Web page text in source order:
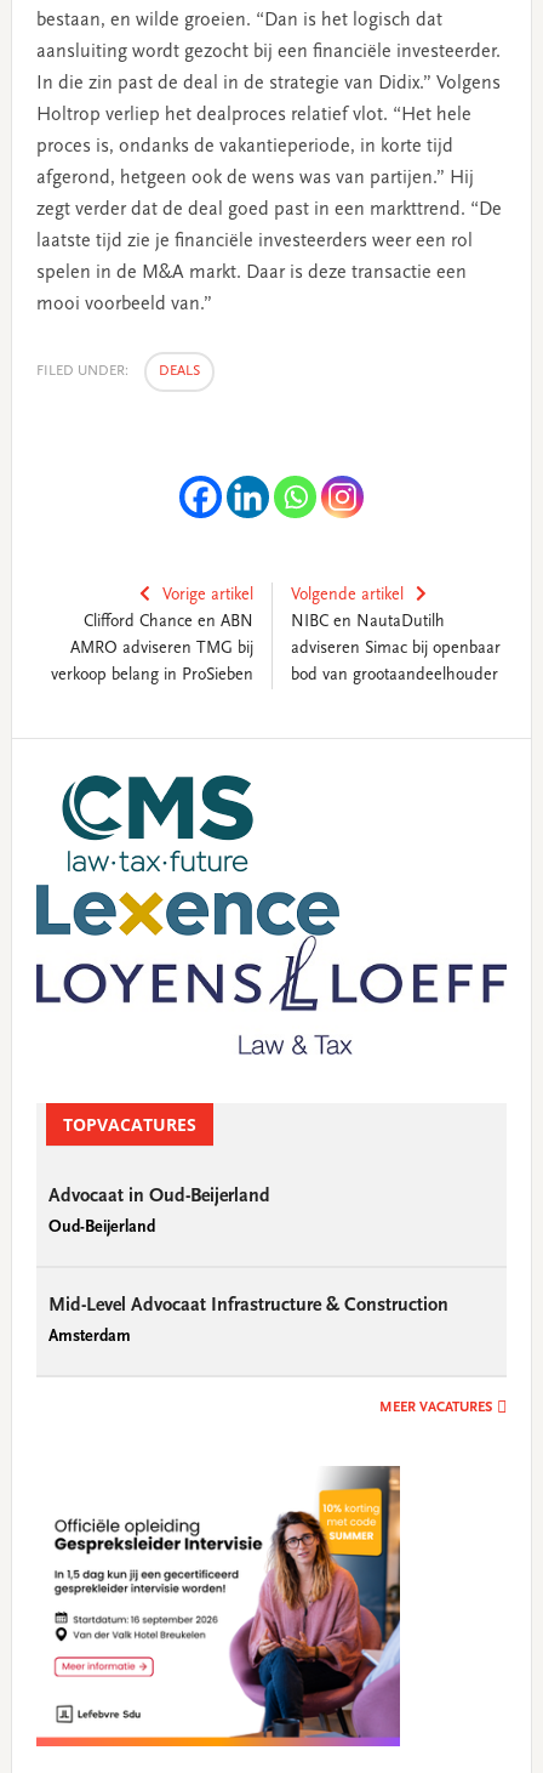
bestaan, en wilde groeien. “Dan is het logisch dat
aansluiting wordt gezocht bij een financiële investeerder.
In die zin past de deal in de strategie van Didix.” Volgens
Holtrop verliep het dealproces relatief vlot. “Het hele
proces is, ondanks de vakantieperiode, in korte tijd
afgerond, hetgeen ook de wens was van partijen.” Hij
zegt verder dat de deal goed past in een markttrend. “De
laatste tijd zie je financiële investeerders weer een rol
spelen in de M&A markt. Daar is deze transactie een
mooi voorbeeld van.”
FILED UNDER: DEALS
Vorige artikel
Clifford Chance en ABN
AMRO adviseren TMG bij
verkoop belang in ProSieben
Volgende artikel
NIBC en NautaDutilh
adviseren Simac bij openbaar
bod van grootaandeelhouder
Sidebar
TOPVACATURES
Advocaat in Oud-Beijerland
Oud-Beijerland
Mid-Level Advocaat Infrastructure & Construction
Amsterdam
MEER VACATURES